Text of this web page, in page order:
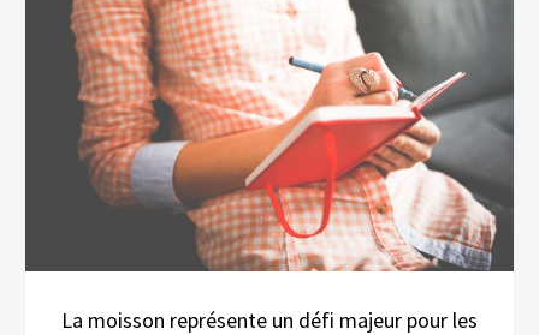
La moisson représente un défi majeur pour les